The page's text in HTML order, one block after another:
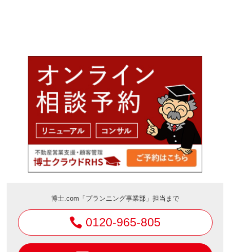
博士.com「プランニング事業部」担当まで
0120-965-805